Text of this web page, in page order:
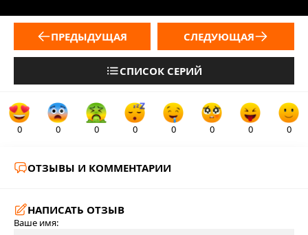
ПРЕДЫДУЩАЯ
СПИСОК СЕРИЙ
СЛЕДУЮЩАЯ
0 0 0 0 0 0 0 0
ОТЗЫВЫ И КОММЕНТАРИИ
НАПИСАТЬ ОТЗЫВ
Ваше имя: